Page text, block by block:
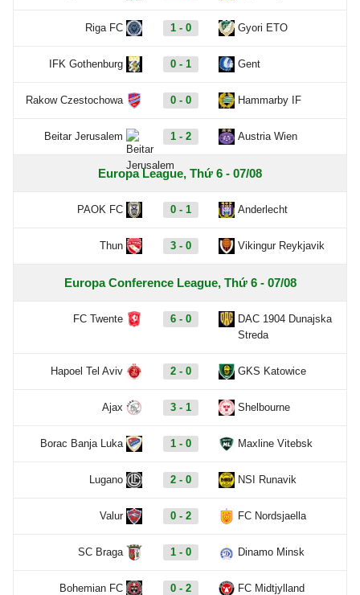
Riga FC 1 - 0 Gyori ETO
IFK Gothenburg 0 - 1 Gent
Rakow Czestochowa 0 - 0 Hammarby IF
Beitar Jerusalem 1 - 2 Austria Wien
Europa League, Thứ 6 - 07/08
PAOK FC 0 - 1 Anderlecht
Thun 3 - 0 Vikingur Reykjavik
Europa Conference League, Thứ 6 - 07/08
FC Twente 6 - 0
DAC 1904 Dunajska
Streda
Hapoel Tel Aviv 2 - 0 GKS Katowice
Ajax 3 - 1 Shelbourne
Borac Banja Luka 1 - 0 Maxline Vitebsk
Lugano 2 - 0 NSI Runavik
Valur 0 - 2 FC Nordsjaella
SC Braga 1 - 0 Dinamo Minsk
Bohemian FC 0 - 2 FC Midtjylland